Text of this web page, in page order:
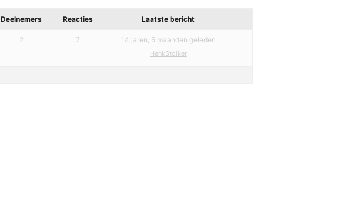
Deelnemers Reacties Laatste bericht
2 7 14 jaren, 5 maanden geleden
HenkStolker